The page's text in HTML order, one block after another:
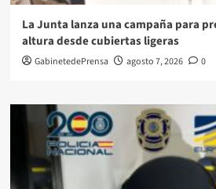
La Junta lanza una campaña para
altura desde cubiertas ligeras
GabinetedePrensa agosto 7, 2026 0